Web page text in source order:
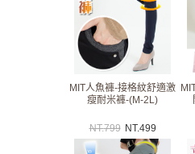
MIT人魚褲-接格紋舒適激
瘦耐米褲-(M-2L)
NT.799 NT.499